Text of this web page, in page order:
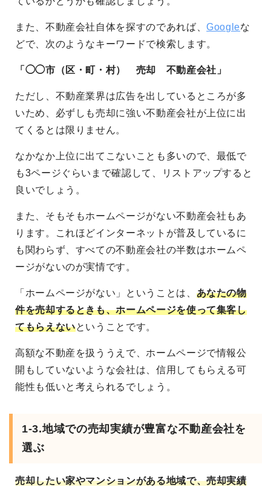
また、不動産会社自体を探すのであれば、Googleな
どで、次のようなキーワードで検索します。
「◯◯市（区・町・村） 売却 不動産会社」
ただし、不動産業界は広告を出しているところが多
いため、必ずしも売却に強い不動産会社が上位に出
てくるとは限りません。
なかなか上位に出てこないことも多いので、最低で
も3ページぐらいまで確認して、リストアップすると
良いでしょう。
また、そもそもホームページがない不動産会社もあ
ります。これほどインターネットが普及しているに
も関わらず、すべての不動産会社の半数はホームペ
ージがないのが実情です。
「ホームページがない」ということは、 あなたの物
件を売却するときも、ホームページを使って集客し
てもらえないということです。
高額な不動産を扱ううえで、ホームページで情報公
開もしていないような会社は、信用してもらえる可
能性も低いと考えられるでしょう。
1-3.地域での売却実績が豊富な不動産会社を
選ぶ
売却したい家やマンションがある地域で、売却実績